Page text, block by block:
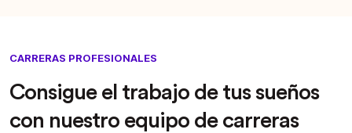
CARRERAS PROFESIONALES
Consigue el trabajo de tus sueños
con nuestro equipo de carreras